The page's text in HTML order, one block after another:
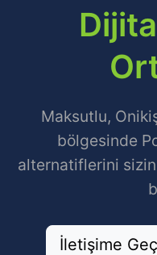
Maksutlu,
bölgesinde
alternatiflerini
İletişime